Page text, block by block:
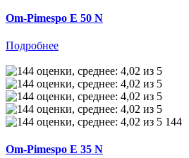
Om-Pimespo E 50 N
Подробнее
144
Om-Pimespo E 35 N